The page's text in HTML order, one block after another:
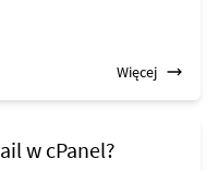
Więcej
w cPanel?